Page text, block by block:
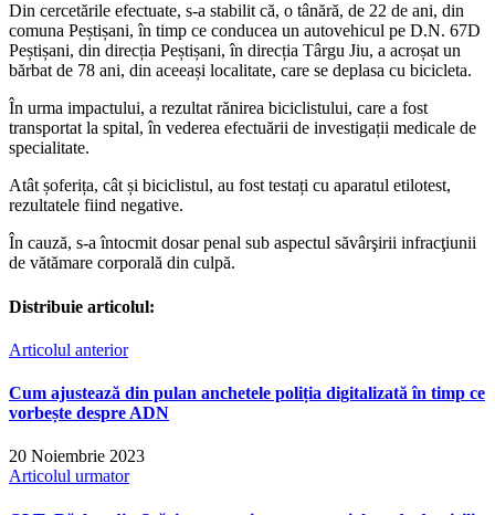
Din cercetările efectuate, s-a stabilit că, o tânără, de 22 de ani, din
comuna Peștișani, în timp ce conducea un autovehicul pe D.N. 67D
Peștișani, din direcția Peștișani, în direcția Târgu Jiu, a acroșat un
bărbat de 78 ani, din aceeași localitate, care se deplasa cu bicicleta.
În urma impactului, a rezultat rănirea biciclistului, care a fost
transportat la spital, în vederea efectuării de investigații medicale de
specialitate.
Atât șoferița, cât și biciclistul, au fost testați cu aparatul etilotest,
rezultatele fiind negative.
În cauză, s-a întocmit dosar penal sub aspectul săvârşirii infracţiunii
de vătămare corporală din culpă.
Distribuie articolul:
Articolul anterior
Cum ajustează din pulan anchetele poliția digitalizată în timp ce
vorbește despre ADN
20 Noiembrie 2023
Articolul urmator